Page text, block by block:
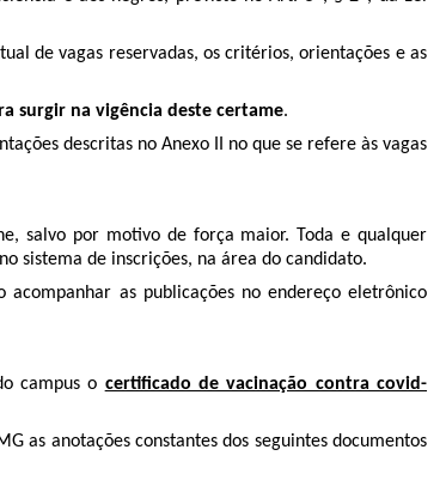
de vagas reservadas, os critérios, orientações e as
surgir na vigência deste certame.
descritas no Anexo II no que se refere às vagas
salvo por motivo de força maior. Toda e qualquer
sistema de inscrições, na área do candidato.
as publicações no endereço eletrônico
campus o certificado de vacinação contra covid-
as anotações constantes dos seguintes documentos